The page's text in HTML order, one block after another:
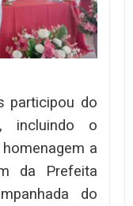
participou do
incluindo o
a
da Prefeita
do